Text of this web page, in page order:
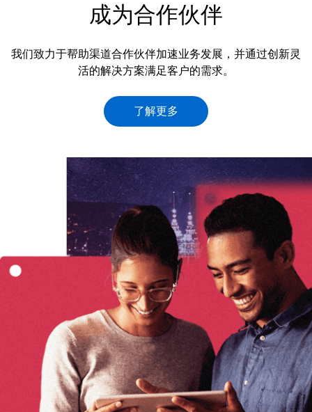
成为合作伙伴
我们致力于帮助渠道合作伙伴加速业务发展，并通过创新灵
活的解决方案满足客户的需求。
了解更多